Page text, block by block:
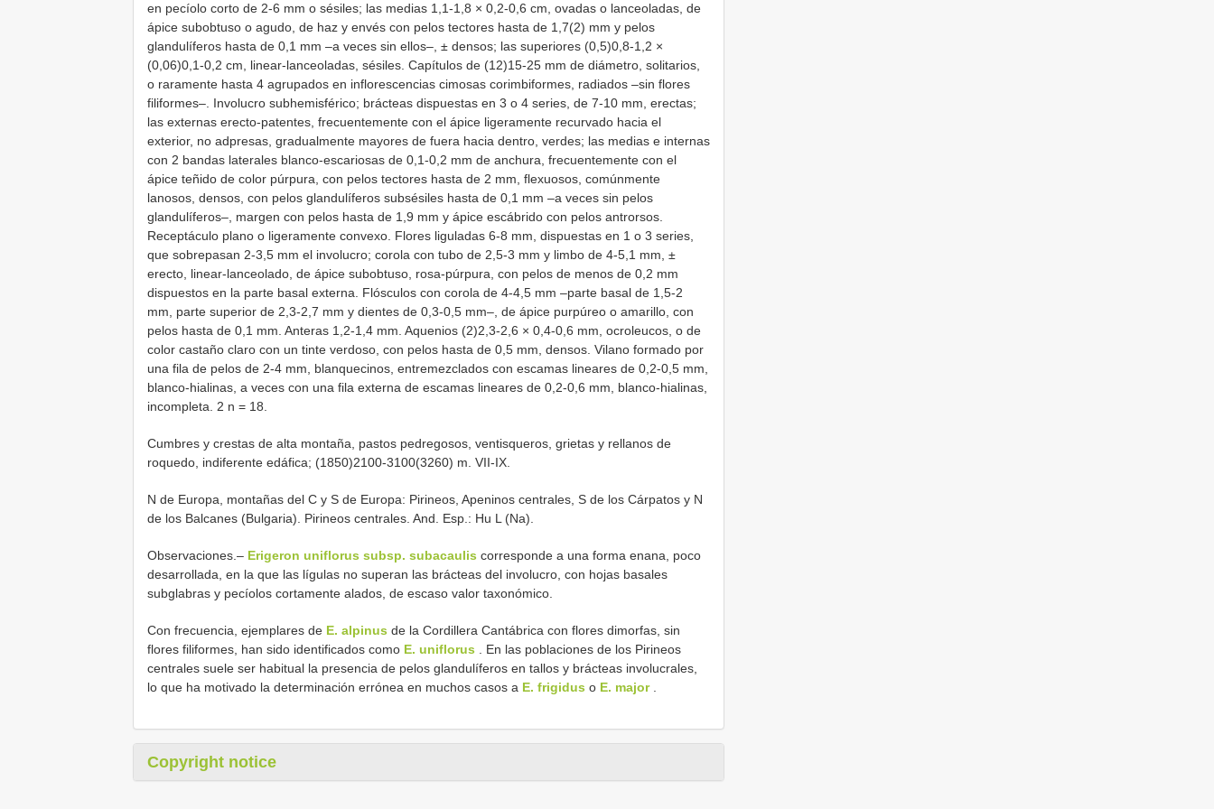
en pecíolo corto de 2-6 mm o sésiles; las medias 1,1-1,8 × 0,2-0,6 cm, ovadas o lanceoladas, de
ápice subobtuso o agudo, de haz y envés con pelos tectores hasta de 1,7(2) mm y pelos
glandulíferos hasta de 0,1 mm –a veces sin ellos–, ± densos; las superiores (0,5)0,8-1,2 ×
(0,06)0,1-0,2 cm, linear-lanceoladas, sésiles. Capítulos de (12)15-25 mm de diámetro, solitarios,
o raramente hasta 4 agrupados en inflorescencias cimosas corimbiformes, radiados –sin flores
filiformes–. Involucro subhemisférico; brácteas dispuestas en 3 o 4 series, de 7-10 mm, erectas;
las externas erecto-patentes, frecuentemente con el ápice ligeramente recurvado hacia el
exterior, no adpresas, gradualmente mayores de fuera hacia dentro, verdes; las medias e internas
con 2 bandas laterales blanco-escariosas de 0,1-0,2 mm de anchura, frecuentemente con el
ápice teñido de color púrpura, con pelos tectores hasta de 2 mm, flexuosos, comúnmente
lanosos, densos, con pelos glandulíferos subsésiles hasta de 0,1 mm –a veces sin pelos
glandulíferos–, margen con pelos hasta de 1,9 mm y ápice escábrido con pelos antrorsos.
Receptáculo plano o ligeramente convexo. Flores liguladas 6-8 mm, dispuestas en 1 o 3 series,
que sobrepasan 2-3,5 mm el involucro; corola con tubo de 2,5-3 mm y limbo de 4-5,1 mm, ±
erecto, linear-lanceolado, de ápice subobtuso, rosa-púrpura, con pelos de menos de 0,2 mm
dispuestos en la parte basal externa. Flósculos con corola de 4-4,5 mm –parte basal de 1,5-2
mm, parte superior de 2,3-2,7 mm y dientes de 0,3-0,5 mm–, de ápice purpúreo o amarillo, con
pelos hasta de 0,1 mm. Anteras 1,2-1,4 mm. Aquenios (2)2,3-2,6 × 0,4-0,6 mm, ocroleucos, o de
color castaño claro con un tinte verdoso, con pelos hasta de 0,5 mm, densos. Vilano formado por
una fila de pelos de 2-4 mm, blanquecinos, entremezclados con escamas lineares de 0,2-0,5 mm,
blanco-hialinas, a veces con una fila externa de escamas lineares de 0,2-0,6 mm, blanco-hialinas,
incompleta. 2 n = 18.
Cumbres y crestas de alta montaña, pastos pedregosos, ventisqueros, grietas y rellanos de
roquedo, indiferente edáfica; (1850)2100-3100(3260) m. VII-IX.
N de Europa, montañas del C y S de Europa: Pirineos, Apeninos centrales, S de los Cárpatos y N
de los Balcanes (Bulgaria). Pirineos centrales. And. Esp.: Hu L (Na).
Observaciones.– Erigeron uniflorus subsp. subacaulis corresponde a una forma enana, poco
desarrollada, en la que las lígulas no superan las brácteas del involucro, con hojas basales
subglabras y pecíolos cortamente alados, de escaso valor taxonómico.
Con frecuencia, ejemplares de E. alpinus de la Cordillera Cantábrica con flores dimorfas, sin
flores filiformes, han sido identificados como E. uniflorus . En las poblaciones de los Pirineos
centrales suele ser habitual la presencia de pelos glandulíferos en tallos y brácteas involucrales,
lo que ha motivado la determinación errónea en muchos casos a E. frigidus o E. major.
Copyright notice